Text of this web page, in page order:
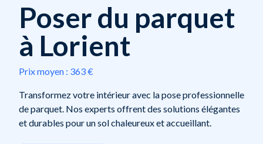
Poser du parquet
à Lorient
Prix moyen : 363 €
Transformez votre intérieur avec la pose professionnelle
de parquet. Nos experts offrent des solutions élégantes
et durables pour un sol chaleureux et accueillant.